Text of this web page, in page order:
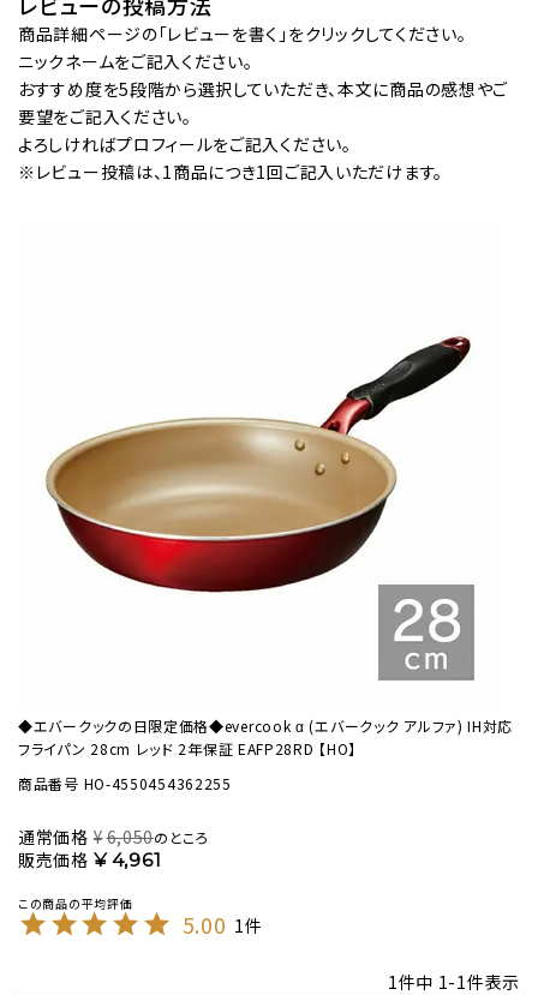
商品詳細ページの「レビューを書く」をクリックしてください。
ニックネームをご記入ください。
おすすめ度を5段階から選択していただき、本文に商品の感想やご
要望をご記入ください。
よろしければプロフィールをご記入ください。
※レビュー投稿は、1商品につき1回ご記入いただけます。
◆エバークックの日限定価格◆evercook α (エバークック アルファ) IH対応
フライパン 28cm レッド 2年保証 EAFP28RD 【HO】
商品番号 HO-4550454362255
通常価格 ¥6,050のところ
販売価格 ¥4,961
5.00 1
1件中 1-1件表示